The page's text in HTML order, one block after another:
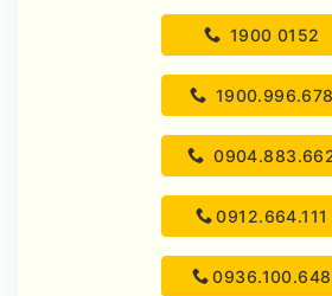
1900 0152
1900.996.678
0912.664.111
0936.100.648